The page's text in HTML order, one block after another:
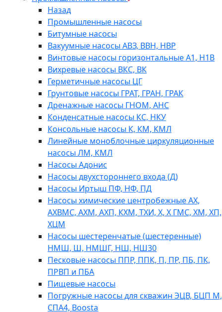
Назад
Промышленные насосы
Битумные насосы
Вакуумные насосы АВЗ, ВВН, НВР
Винтовые насосы горизонтальные А1, Н1В
Вихревые насосы ВКС, ВК
Герметичные насосы ЦГ
Грунтовые насосы ГРАТ, ГРАН, ГРАК
Дренажные насосы ГНОМ, АНС
Конденсатные насосы КС, НКУ
Консольные насосы К, КМ, КМЛ
Линейные моноблочные циркуляционные
насосы ЛМ, КМЛ
Насосы Адонис
Насосы двухстороннего входа (Д)
Насосы Иртыш ПФ, НФ, ПД
Насосы химические центробежные АХ,
АХВМС, АХМ, АХП, КХМ, ТХИ, Х, Х ГМС, ХМ, ХП,
ХЦМ
Насосы шестеренчатые (шестеренные)
НМШ, Ш, НМШГ, НШ, НШ30
Песковые насосы ППР, ППК, П, ПР, ПБ, ПК,
ПРВП и ПБА
Пищевые насосы
Погружные насосы для скважин ЭЦВ, БЦП М,
СПА4, Boosta